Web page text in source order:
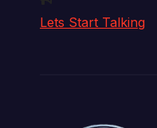
Lets Start Talking